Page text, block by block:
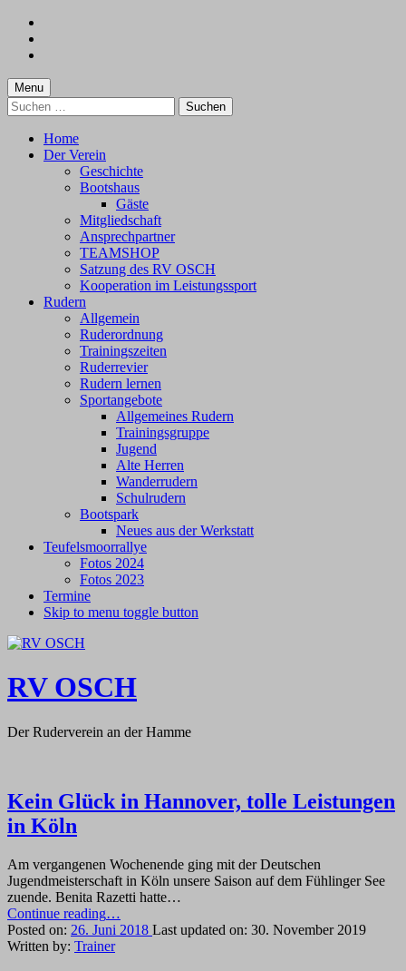
content
footer
Menu
Suchen
nach:
Home
Der Verein
Geschichte
Bootshaus
Gäste
Mitgliedschaft
Ansprechpartner
TEAMSHOP
Satzung des RV OSCH
Kooperation im Leistungssport
Rudern
Allgemein
Ruderordnung
Trainingszeiten
Ruderrevier
Rudern lernen
Sportangebote
Allgemeines Rudern
Trainingsgruppe
Jugend
Alte Herren
Wanderrudern
Schulrudern
Bootspark
Neues aus der Werkstatt
Teufelsmoorrallye
Fotos 2024
Fotos 2023
Termine
Skip to menu toggle button
RV OSCH
Der Ruderverein an der Hamme
Kein Glück in Hannover, tolle Leistungen
in Köln
Am vergangenen Wochenende ging mit der Deutschen
Jugendmeisterschaft in Köln unsere Saison auf dem Fühlinger See
zuende. Benita Razetti hatte…
Continue reading“Kein
Glück
in
…
Posted on: 26. Juni 2018 Last updated on: 30. November 2019
Written by: Trainer